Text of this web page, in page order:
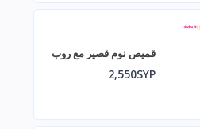
قميص نوم قصير مع روب
2,550SYP